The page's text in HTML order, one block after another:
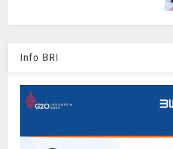
Info BRI